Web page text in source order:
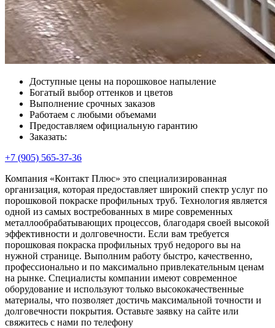
Доступные цены на порошковое напыление
Богатый выбор оттенков и цветов
Выполнение срочных заказов
Работаем с любыми объемами
Предоставляем официальную гарантию
Заказать:
+7 (905) 565-37-36
Компания «Контакт Плюс» это специализированная
организация, которая предоставляет широкий спектр услуг по
порошковой покраске профильных труб. Технология является
одной из самых востребованных в мире современных
металлообрабатывающих процессов, благодаря своей высокой
эффективности и долговечности. Если вам требуется
порошковая покраска профильных труб недорого вы на
нужной странице. Выполним работу быстро, качественно,
профессионально и по максимально привлекательным ценам
на рынке. Специалисты компании имеют современное
оборудование и используют только высококачественные
материалы, что позволяет достичь максимальной точности и
долговечности покрытия. Оставьте заявку на сайте или
свяжитесь с нами по телефону